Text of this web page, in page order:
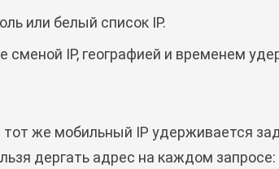
или белый список IP.
сменой IP, географией и временем
же мобильный IP удерживается
дергать адрес на каждом